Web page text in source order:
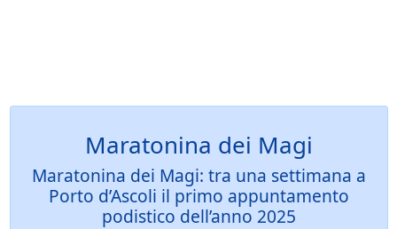
Maratonina dei Magi
Maratonina dei Magi: tra una settimana a
Porto d’Ascoli il primo appuntamento
podistico dell’anno 2025